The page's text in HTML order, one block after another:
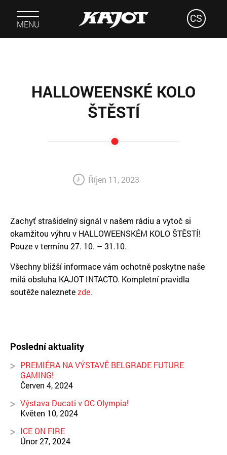
MENU CS
HALLOWEENSKÉ KOLO
ŠTĚSTÍ
Říjen 11, 2023
Zachyť strašidelný signál v našem rádiu a vytoč si
okamžitou výhru v HALLOWEENSKÉM KOLO ŠTĚSTÍ!
Pouze v termínu 27. 10. – 31.10.
Všechny bližší informace vám ochotně poskytne naše
milá obsluha KAJOT INTACTO. Kompletní pravidla
soutěže naleznetezde.
Poslední aktuality
PREMIÉRA NA VÝSTAVĚ BELGRADE FUTURE
GAMING!
Červen 4, 2024
Výstava Ducati v OC Olympia!
Květen 10, 2024
ICE ON FIRE
Únor 27, 2024